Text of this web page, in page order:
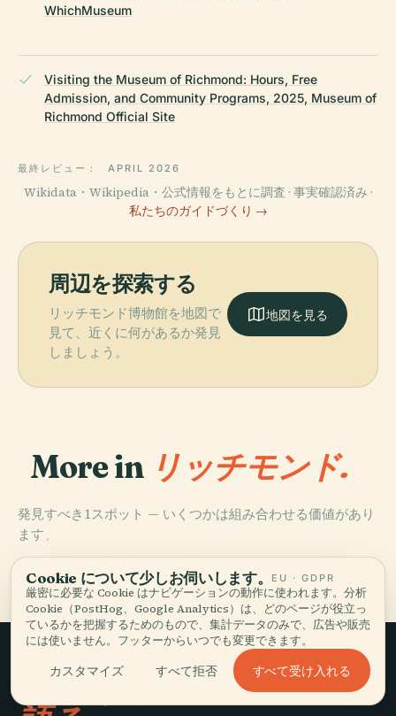
WhichMuseum
Visiting the Museum of Richmond: Hours, Free
Admission, and Community Programs, 2025, Museum of
Richmond Official Site
最終レビュー： APRIL 2026
Wikidata・Wikipedia・公式情報をもとに調査 · 事実確認済み ·
私たちのガイドづくり →
周辺を探索する
リッチモンド博物館を地図で
見て、近くに何があるか発見
しましょう。
地図を見る
More in リッチモンド.
発見すべき1スポット — いくつかは組み合わせる価値があり
ます。
PLACE
ブリックタワー
ショットタワー
ゆっくり旅して、
Cookie について少しお伺いします。 EU · GDPR
厳密に必要な Cookie はナビゲーションの動作に使われます。分析
Cookie（PostHog、Google Analytics）は、どのページが役立っ
ているかを把握するためのもので、集計データのみで、広告や販売
には使いません。フッターからいつでも変更できます。
カスタマイズ すべて拒否 すべて受け入れる